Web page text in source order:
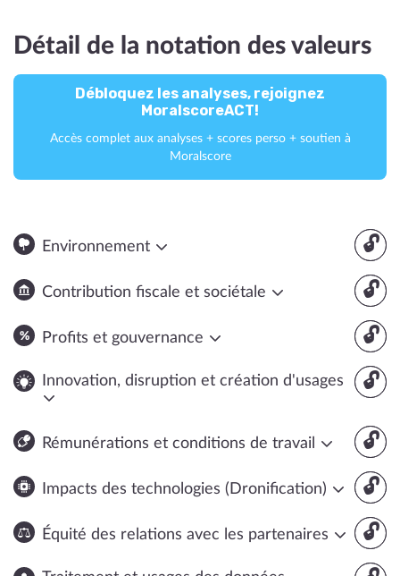
Détail de la notation des valeurs
Débloquez les analyses, rejoignez
MoralscoreACT!
Accès complet aux analyses + scores perso + soutien à
Moralscore
🔓
Environnement
🔓
Contribution fiscale et sociétale
🔓
Profits et gouvernance
🔓
Innovation, disruption et création d'usages
🔓
Rémunérations et conditions de travail
🔓
Impacts des technologies (Dronification)
🔓
Équité des relations avec les partenaires